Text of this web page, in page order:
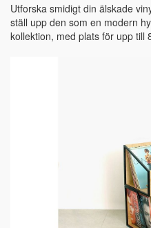
Utforska smidigt din älskade
ställ upp den som en modern
kollektion, med plats för upp till